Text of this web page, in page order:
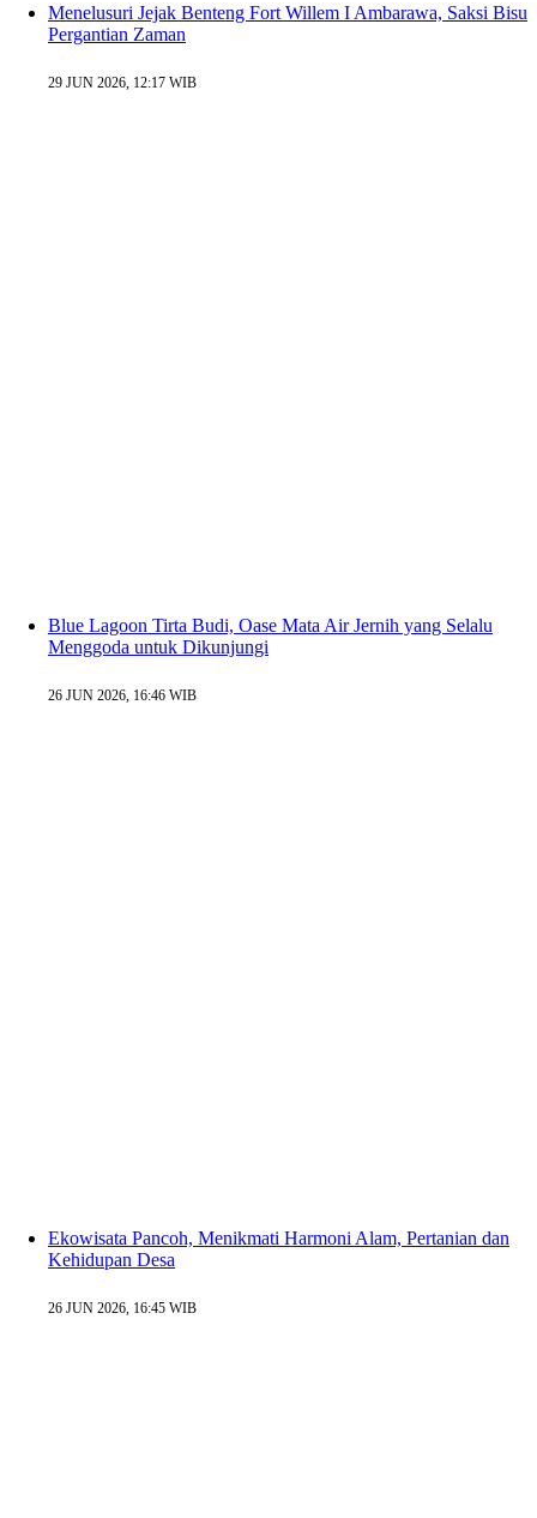
Menelusuri Jejak Benteng Fort Willem I Ambarawa, Saksi Bisu
Pergantian Zaman
29 JUN 2026, 12:17 WIB
Blue Lagoon Tirta Budi, Oase Mata Air Jernih yang Selalu
Menggoda untuk Dikunjungi
26 JUN 2026, 16:46 WIB
Ekowisata Pancoh, Menikmati Harmoni Alam, Pertanian dan
Kehidupan Desa
26 JUN 2026, 16:45 WIB